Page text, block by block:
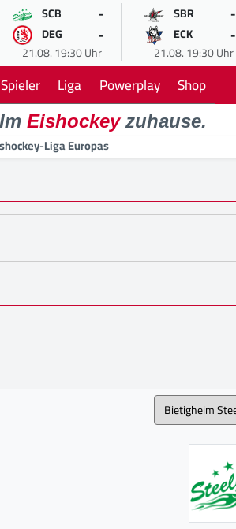
SCB -
DEG -
21.08. 19:30 Uhr
SBR -
ECK -
21.08. 19:30 Uhr
Spieler Liga Powerplay Shop
Eishockeyzuhause.
Liga Europas